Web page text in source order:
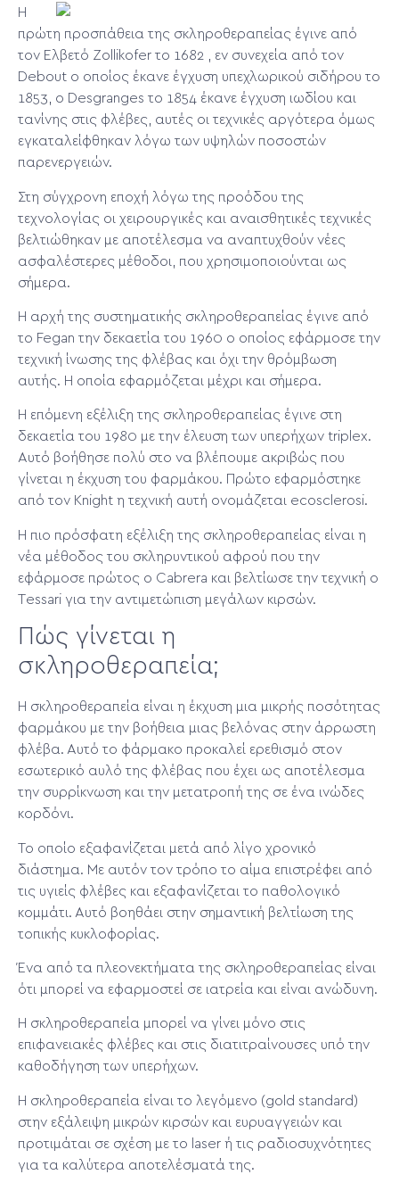
Η
πρώτη προσπάθεια της σκληροθεραπείας έγινε από
τον Ελβετό Zollikofer το 1682 , εν συνεχεία από τον
Debout o οποίος έκανε έγχυση υπεχλωρικού σιδήρου το
1853, ο Desgranges το 1854 έκανε έγχυση ιωδίου και
τανίνης στις φλέβες, αυτές οι τεχνικές αργότερα όμως
εγκαταλείφθηκαν λόγω των υψηλών ποσοστών
παρενεργειών.
Στη σύγχρονη εποχή λόγω της προόδου της
τεχνολογίας οι χειρουργικές και αναισθητικές τεχνικές
βελτιώθηκαν με αποτέλεσμα να αναπτυχθούν νέες
ασφαλέστερες μέθοδοι, που χρησιμοποιούνται ως
σήμερα.
Η αρχή της συστηματικής σκληροθεραπείας έγινε από
το Fegan την δεκαετία του 1960 ο οποίος εφάρμοσε την
τεχνική ίνωσης της φλέβας και όχι την θρόμβωση
αυτής. Η οποία εφαρμόζεται μέχρι και σήμερα.
Η επόμενη εξέλιξη της σκληροθεραπείας έγινε στη
δεκαετία του 1980 με την έλευση των υπερήχων triplex.
Αυτό βοήθησε πολύ στο να βλέπουμε ακριβώς που
γίνεται η έκχυση του φαρμάκου. Πρώτο εφαρμόστηκε
από τον Knight η τεχνική αυτή ονομάζεται ecosclerosi.
Η πιο πρόσφατη εξέλιξη της σκληροθεραπείας είναι η
νέα μέθοδος του σκληρυντικού αφρού που την
εφάρμοσε πρώτος ο Cabrera και βελτίωσε την τεχνική ο
Τessari για την αντιμετώπιση μεγάλων κιρσών.
Πώς γίνεται η
σκληροθεραπεία;
Η σκληροθεραπεία είναι η έκχυση μια μικρής ποσότητας
φαρμάκου με την βοήθεια μιας βελόνας στην άρρωστη
φλέβα. Αυτό το φάρμακο προκαλεί ερεθισμό στον
εσωτερικό αυλό της φλέβας που έχει ως αποτέλεσμα
την συρρίκνωση και την μετατροπή της σε ένα ινώδες
κορδόνι.
Το οποίο εξαφανίζεται μετά από λίγο χρονικό
διάστημα. Με αυτόν τον τρόπο το αίμα επιστρέφει από
τις υγιείς φλέβες και εξαφανίζεται το παθολογικό
κομμάτι. Αυτό βοηθάει στην σημαντική βελτίωση της
τοπικής κυκλοφορίας.
Ένα από τα πλεονεκτήματα της σκληροθεραπείας είναι
ότι μπορεί να εφαρμοστεί σε ιατρεία και είναι ανώδυνη.
Η σκληροθεραπεία μπορεί να γίνει μόνο στις
επιφανειακές φλέβες και στις διατιτραίνουσες υπό την
καθοδήγηση των υπερήχων.
Η σκληροθεραπεία είναι το λεγόμενο (gold standard)
στην εξάλειψη μικρών κιρσών και ευρυαγγειών και
προτιμάται σε σχέση με το laser ή τις ραδιοσυχνότητες
για τα καλύτερα αποτελέσματά της.